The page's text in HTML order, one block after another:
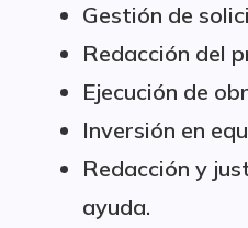
Gestión de
Redacción del
Ejecución de
Inversión en
Redacción y
ayuda.